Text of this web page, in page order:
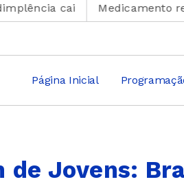
cai Medicamento reduz
Página Inicial
de Jovens: